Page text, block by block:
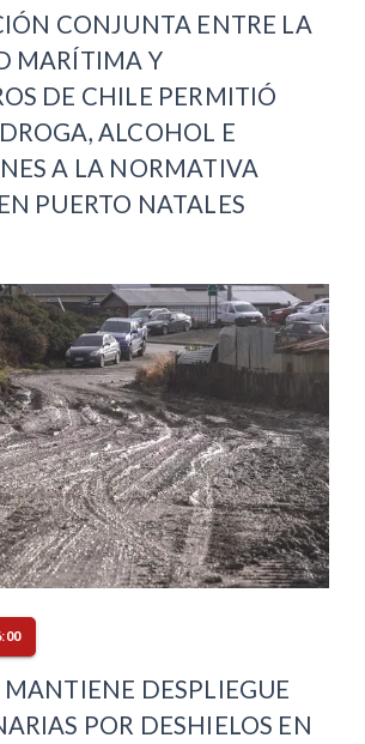
CONJUNTA ENTRE LA
MARÍTIMA Y
DE CHILE PERMITIÓ
ALCOHOL E
A LA NORMATIVA
PUERTO NATALES
DESPLIEGUE
POR DESHIELOS EN